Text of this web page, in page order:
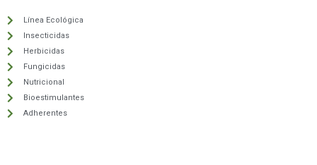
Línea Ecológica
Insecticidas
Herbicidas
Fungicidas
Nutricional
Bioestimulantes
Adherentes